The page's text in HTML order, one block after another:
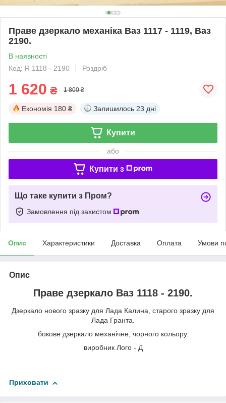
Праве дзеркало механіка Ваз 1117 - 1119, Ваз
2190.
В наявності
Код: R 1118 - 2190
Роздріб
1 620 ₴ 1 800 ₴
Економія 180 ₴ Залишилось 23 дні
Купити
або
Купити з
Що таке купити з Пром?
Замовлення під захистом
Опис Характеристики Доставка Оплата Умови
Опис
Праве дзеркало Ваз 1118 - 2190.
Дзеркало нового зразку для Лада Калина, старого зразку для
Лада Гранта.
бокове дзеркало механічне, чорного кольору.
виробник Лого - Д
Приховати